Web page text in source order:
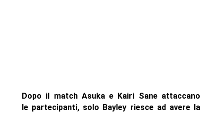
Dopo il match Asuka e Kairi Sane attaccano
le partecipanti, solo Bayley riesce ad avere la